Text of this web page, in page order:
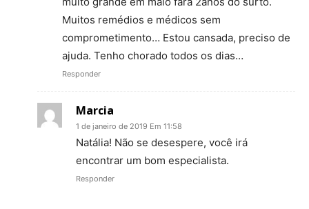
Muitos remédios e médicos sem
comprometimento… Estou cansada, preciso de
ajuda. Tenho chorado todos os dias…
Responder
Marcia
1 de janeiro de 2019 Em 11:58
Natália! Não se desespere, você irá
encontrar um bom especialista.
Responder